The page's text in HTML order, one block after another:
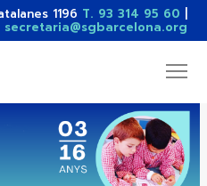
1196 T. 93 314 95 60
secretaria@sgbarcelona.org